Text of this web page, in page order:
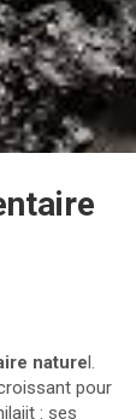
naturel.
pour
: ses